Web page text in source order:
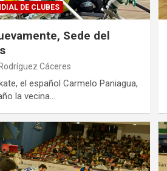
DE CLUBES
Sede del
Cáceres
el español Carmelo Paniagua,
la vecina…